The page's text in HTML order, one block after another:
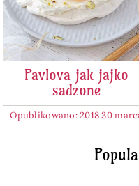
Pavlova jak jajko
sadzone
Opublikowano: 2018 30